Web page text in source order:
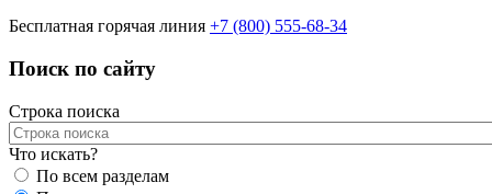
Бесплатная горячая линия +7 (800) 555-68-34
Поиск по сайту
Строка поиска
Что искать?
По всем разделам